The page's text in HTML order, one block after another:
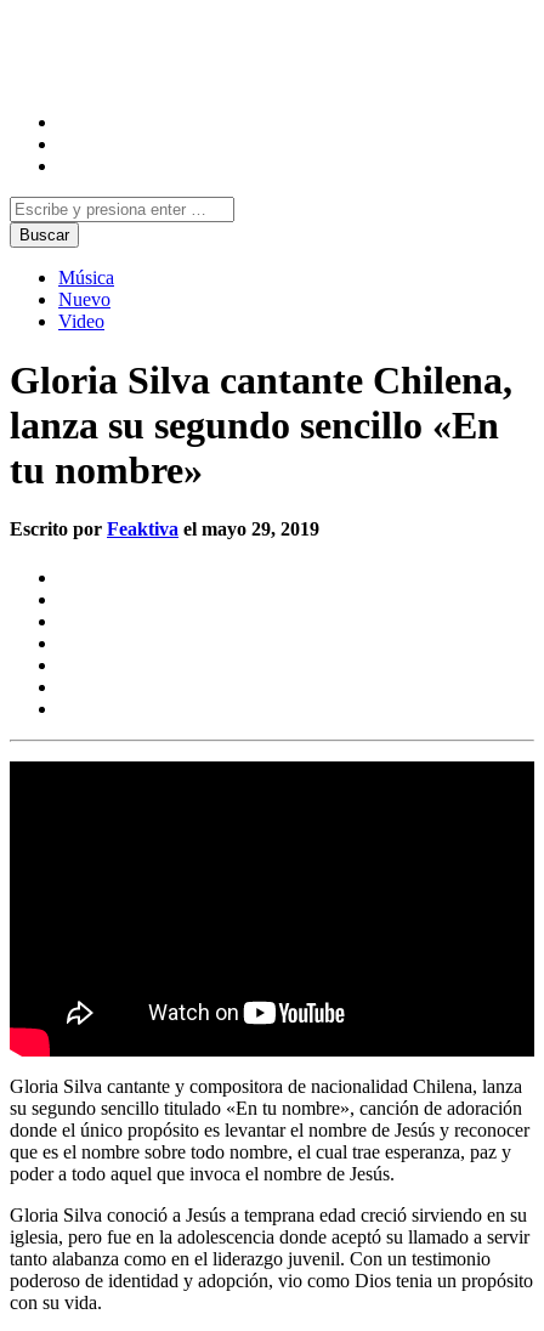
Música
Nuevo
Video
Gloria Silva cantante Chilena,
lanza su segundo sencillo «En
tu nombre»
Escrito por Feaktiva el mayo 29, 2019
Gloria Silva cantante y compositora de nacionalidad Chilena, lanza
su segundo sencillo titulado «En tu nombre», canción de adoración
donde el único propósito es levantar el nombre de Jesús y reconocer
que es el nombre sobre todo nombre, el cual trae esperanza, paz y
poder a todo aquel que invoca el nombre de Jesús.
Gloria Silva conoció a Jesús a temprana edad creció sirviendo en su
iglesia, pero fue en la adolescencia donde aceptó su llamado a servir
tanto alabanza como en el liderazgo juvenil. Con un testimonio
poderoso de identidad y adopción, vio como Dios tenia un propósito
con su vida.